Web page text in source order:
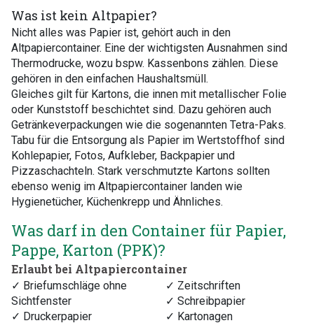
Was ist kein Altpapier?
Nicht alles was Papier ist, gehört auch in den
Altpapiercontainer. Eine der wichtigsten Ausnahmen sind
Thermodrucke, wozu bspw. Kassenbons zählen. Diese
gehören in den einfachen Haushaltsmüll.
Gleiches gilt für Kartons, die innen mit metallischer Folie
oder Kunststoff beschichtet sind. Dazu gehören auch
Getränkeverpackungen wie die sogenannten Tetra-Paks.
Tabu für die Entsorgung als Papier im Wertstoffhof sind
Kohlepapier, Fotos, Aufkleber, Backpapier und
Pizzaschachteln. Stark verschmutzte Kartons sollten
ebenso wenig im Altpapiercontainer landen wie
Hygienetücher, Küchenkrepp und Ähnliches.
Was darf in den Container für Papier,
Pappe, Karton (PPK)?
Erlaubt bei Altpapiercontainer
✓ Briefumschläge ohne
Sichtfenster
✓ Druckerpapier
✓ Zeitschriften
✓ Schreibpapier
✓ Kartonagen